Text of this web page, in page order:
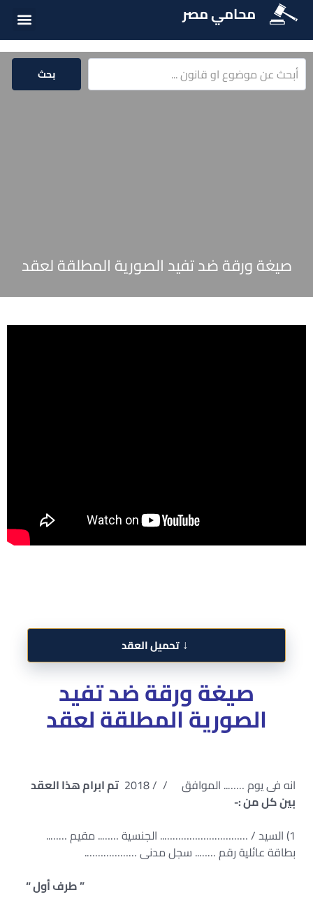
محامي مصر
بحث
صيغة ورقة ضد تفيد الصورية المطلقة لعقد
↓ تحميل العقد
صيغة ورقة ضد تفيد
الصورية المطلقة لعقد
انه فى يوم …….. الموافق / / 2018
تم ابرام هذا العقد
بين كل من :-
1) السيد / ………………………….. الجنسية …….. مقيم ……..
بطاقة عائلية رقم …….. سجل مدنى ……………….
” طرف أول “